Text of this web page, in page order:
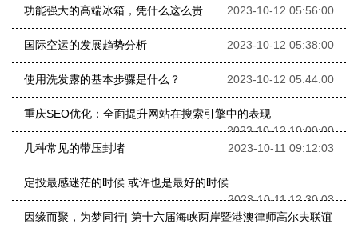
功能强大的高端冰箱，凭什么这么贵
2023-10-12 05:56:00
国际空运的发展趋势分析 2023-10-12 05:38:00
使用洗发露的基本步骤是什么？ 2023-10-12 05:44:00
重庆SEO优化：全面提升网站在搜索引擎中的表现
2023-10-12 10:00:00
几种常见的带压封堵
2023-10-11 09:12:03
定投最感迷茫的时候 或许也是最好的时候
2023-10-11 12:30:03
因缘而聚，为梦同行| 第十六届海峡两岸暨港澳律师高尔夫联谊